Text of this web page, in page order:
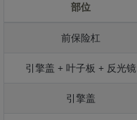
部位
前保险杠
引擎盖 + 叶子板 + 反光镜
引擎盖